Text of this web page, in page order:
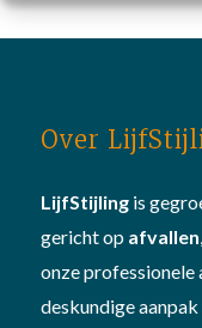
Over
LijfStijlingis
gericht op afvallen,
onze professionele
deskundige